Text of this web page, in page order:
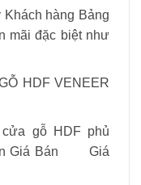
hàng Bảng
mãi đặc biệt như
HDF VENEER
gỗ HDF phủ
Bán Giá